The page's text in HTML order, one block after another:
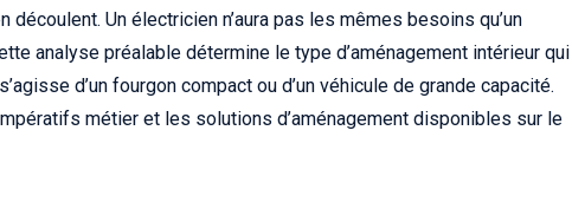
Un électricien n’aura pas les mêmes besoins qu’un
analyse préalable détermine le type d’aménagement intérieur qui
d’un fourgon compact ou d’un véhicule de grande capacité.
métier et les solutions d’aménagement disponibles sur le